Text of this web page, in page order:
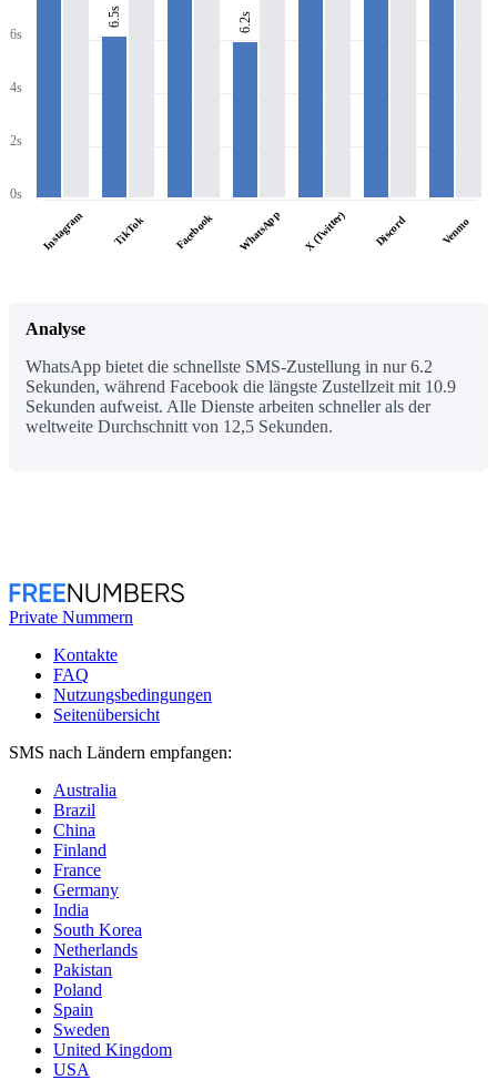
6s
4s
2s
0s
Instagram
6.5s
TikTok Facebook
6.2s
WhatsApp X (Twitter) Discord Venmo
Analyse
WhatsApp bietet die schnellste SMS-Zustellung in nur 6.2
Sekunden, während Facebook die längste Zustellzeit mit 10.9
Sekunden aufweist. Alle Dienste arbeiten schneller als der
weltweite Durchschnitt von 12,5 Sekunden.
Private Nummern
Kontakte
FAQ
Nutzungsbedingungen
Seitenübersicht
SMS nach Ländern empfangen:
Australia
Brazil
China
Finland
France
Germany
India
South Korea
Netherlands
Pakistan
Poland
Spain
Sweden
United Kingdom
USA